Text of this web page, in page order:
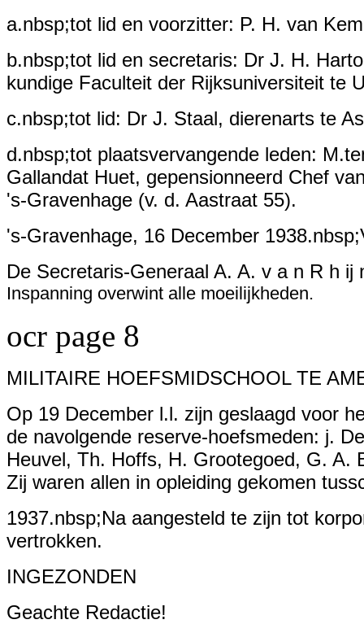
a.nbsp;tot lid en voorzitter: P. H. van
b.nbsp;tot lid en secretaris: Dr J. H.
kundige Faculteit der Rijksuniversiteit te
c.nbsp;tot lid: Dr J. Staal, dierenarts te
d.nbsp;tot plaatsvervangende leden:
Gallandat Huet, gepensionneerd Chef
's-Gravenhage (v. d. Aastraat 55).
's-Gravenhage, 16 December
De Secretaris-Generaal A. A. v a n R h ij
Inspanning overwint alle moeilijkheden.
ocr page 8
MILITAIRE HOEFSMIDSCHOOL TE
Op 19 December l.l. zijn geslaagd voor
de navolgende reserve-hoefsmeden: j.
Heuvel, Th. Hoffs, H. Grootegoed, G. A.
Zij waren allen in opleiding gekomen
1937.nbsp;Na aangesteld te zijn tot
vertrokken.
INGEZONDEN
Geachte Redactie!